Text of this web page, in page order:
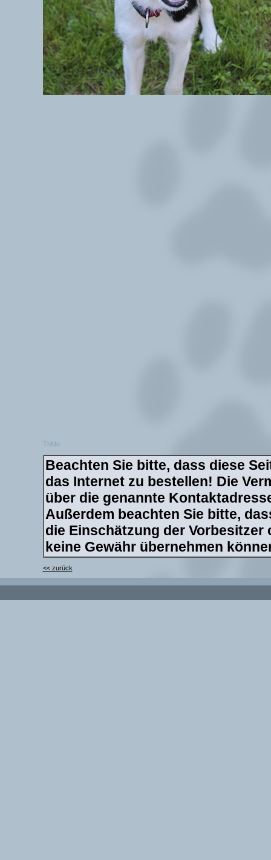
ThMo
Beachten Sie bitte, dass diese
das Internet zu bestellen! Die
über die genannte
Außerdem beachten Sie bitte,
die Einschätzung der
keine Gewähr übernehmen
<< zurück